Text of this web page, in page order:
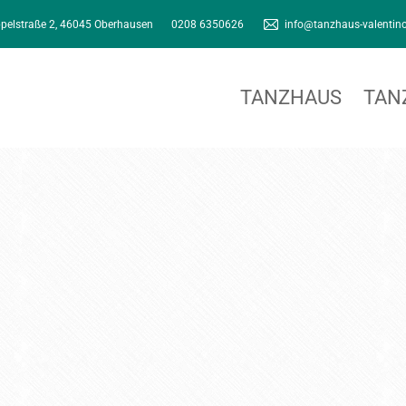
2, 46045 Oberhausen 0208 6350626 info@tanzhaus-
TANZHAUS